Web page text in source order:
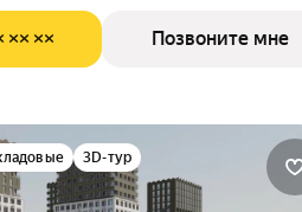
×× ×× Позвоните мне
3D-тур